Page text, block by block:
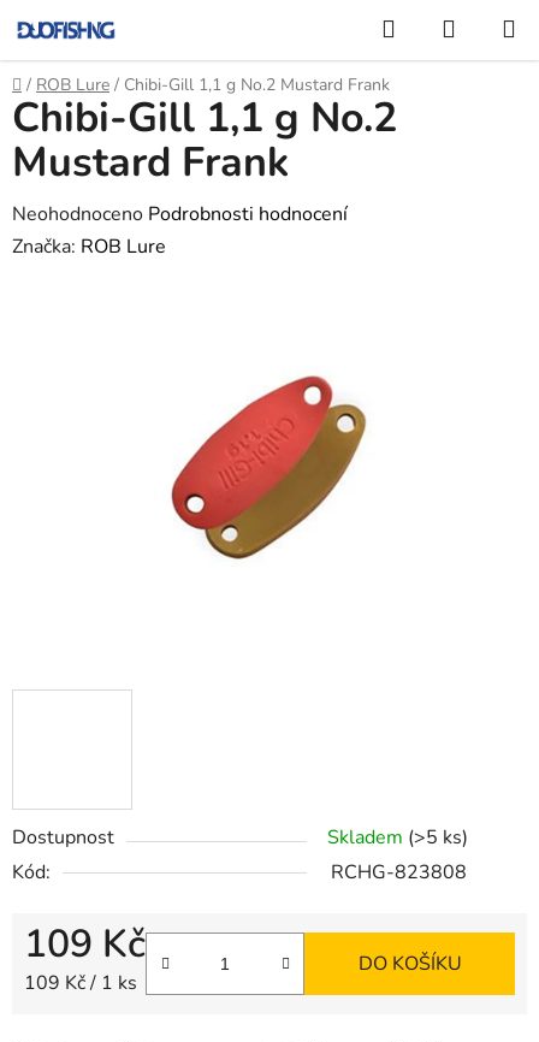
na
obsah
Hledat
KOŠÍK
Domů
/ ROB Lure / Chibi-Gill 1,1 g No.2 Mustard Frank
Dostupnost Skladem (>5 ks)
Kód:
RCHG-823808
109 Kč
Měrná cena:
109 Kč / 1 ks
DO KOŠÍKU
Chibi-Gill 1,1 g No.2
Mustard Frank
Průměrné
hodnocení
Neohodnoceno Podrobnosti hodnocení
Značka: ROB Lure